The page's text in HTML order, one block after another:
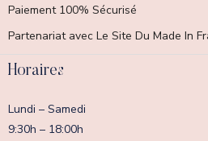
Paiement 100% Sécurisé
Partenariat avec Le Site Du Made In
Horaires
Lundi – Samedi
9:30h – 18:00h